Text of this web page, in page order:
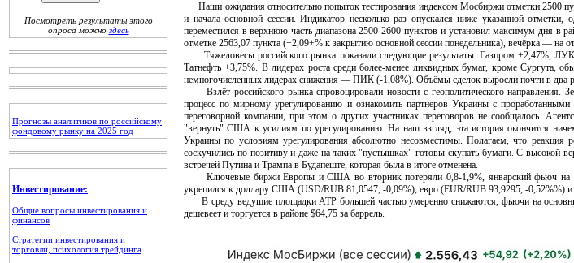
Посмотреть результаты этого
опроса можно здесь
Прогнозы аналитиков по российскому
фондовому рынку на 2025 год
Инвестирование:
Общие вопросы инвестирования и
финансов
Стратегии инвестирования и
торговли, психология трейдинга
Наши ожидания относительно попыток тестирования индексом Мосбиржи отметки 2500
и начала основной сессии. Индикатор несколько раз опускался ниже указанной
переместился в верхнюю часть диапазона 2500-2600 пунктов и установил максимум дня в
отметке 2563,07 пункта (+2,09+% к закрытию основной сессии понедельника), вечёрка — на
Тяжеловесы российского рынка показали следующие результаты: Газпром +2,47%,
Татнефть +3,75%. В лидерах роста среди более-менее ликвидных бумаг, кроме
немногочисленных лидерах снижения — ПИК (-1,08%). Объёмы сделок выросли почти в два
Взлёт российского рынка спровоцировали новости с геополитического направления.
процесс по мирному урегулированию и ознакомить партнёров Украины с
переговорной компании, при этом о других участниках переговоров не сообщалось.
"вернуть" США к усилиям по урегулированию. На наш взгляд, эта история окончится
Украины по условиям урегулирования абсолютно несовместимы. Полагаем, что реакция
соскучились по позитиву и даже на таких "пустышках" готовы скупать бумаги. С высокой
встречей Путина и Трампа в Будапеште, которая была в итоге отменена.
Ключевые биржи Европы и США во вторник потеряли 0,8-1,9%, январский фьюч на
укрепился к доллару США (USD/RUB 81,0547, -0,09%), евро (EUR/RUB 93,9295, -0,52%%)
В среду ведущие площадки АТР большей частью умеренно снижаются, фьючи на
дешевеет и торгуется в районе $64,75 за баррель.